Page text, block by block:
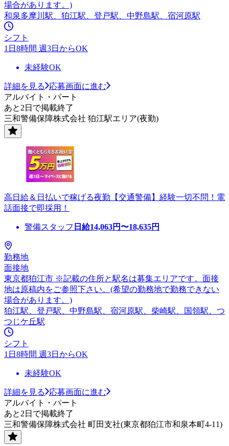
場合があります。)
和泉多摩川駅、狛江駅、登戸駅、中野島駅、宿河原駅
シフト
1日8時間 週3日からOK
未経験OK
詳細を見る
応募画面に進む
アルバイト・パート
あと2日で掲載終了
三和警備保障株式会社 狛江駅エリア(夜勤)
高日給＆日払いで稼げる夜勤【交通警備】経験一切不問！電
話面接で即採用！
警備スタッフ 日給14,063円〜18,635円
勤務地
面接地
東京都狛江市 ※記載の住所と駅名は募集エリアです。面接
地は原稿内をご参照下さい。(希望の勤務地で勤務できない
場合があります。)
狛江駅、登戸駅、中野島駅、宿河原駅、柴崎駅、国領駅、つ
つじケ丘駅
シフト
1日8時間 週3日からOK
未経験OK
詳細を見る
応募画面に進む
アルバイト・パート
あと2日で掲載終了
三和警備保障株式会社 町田支社(東京都狛江市和泉本町4-11)